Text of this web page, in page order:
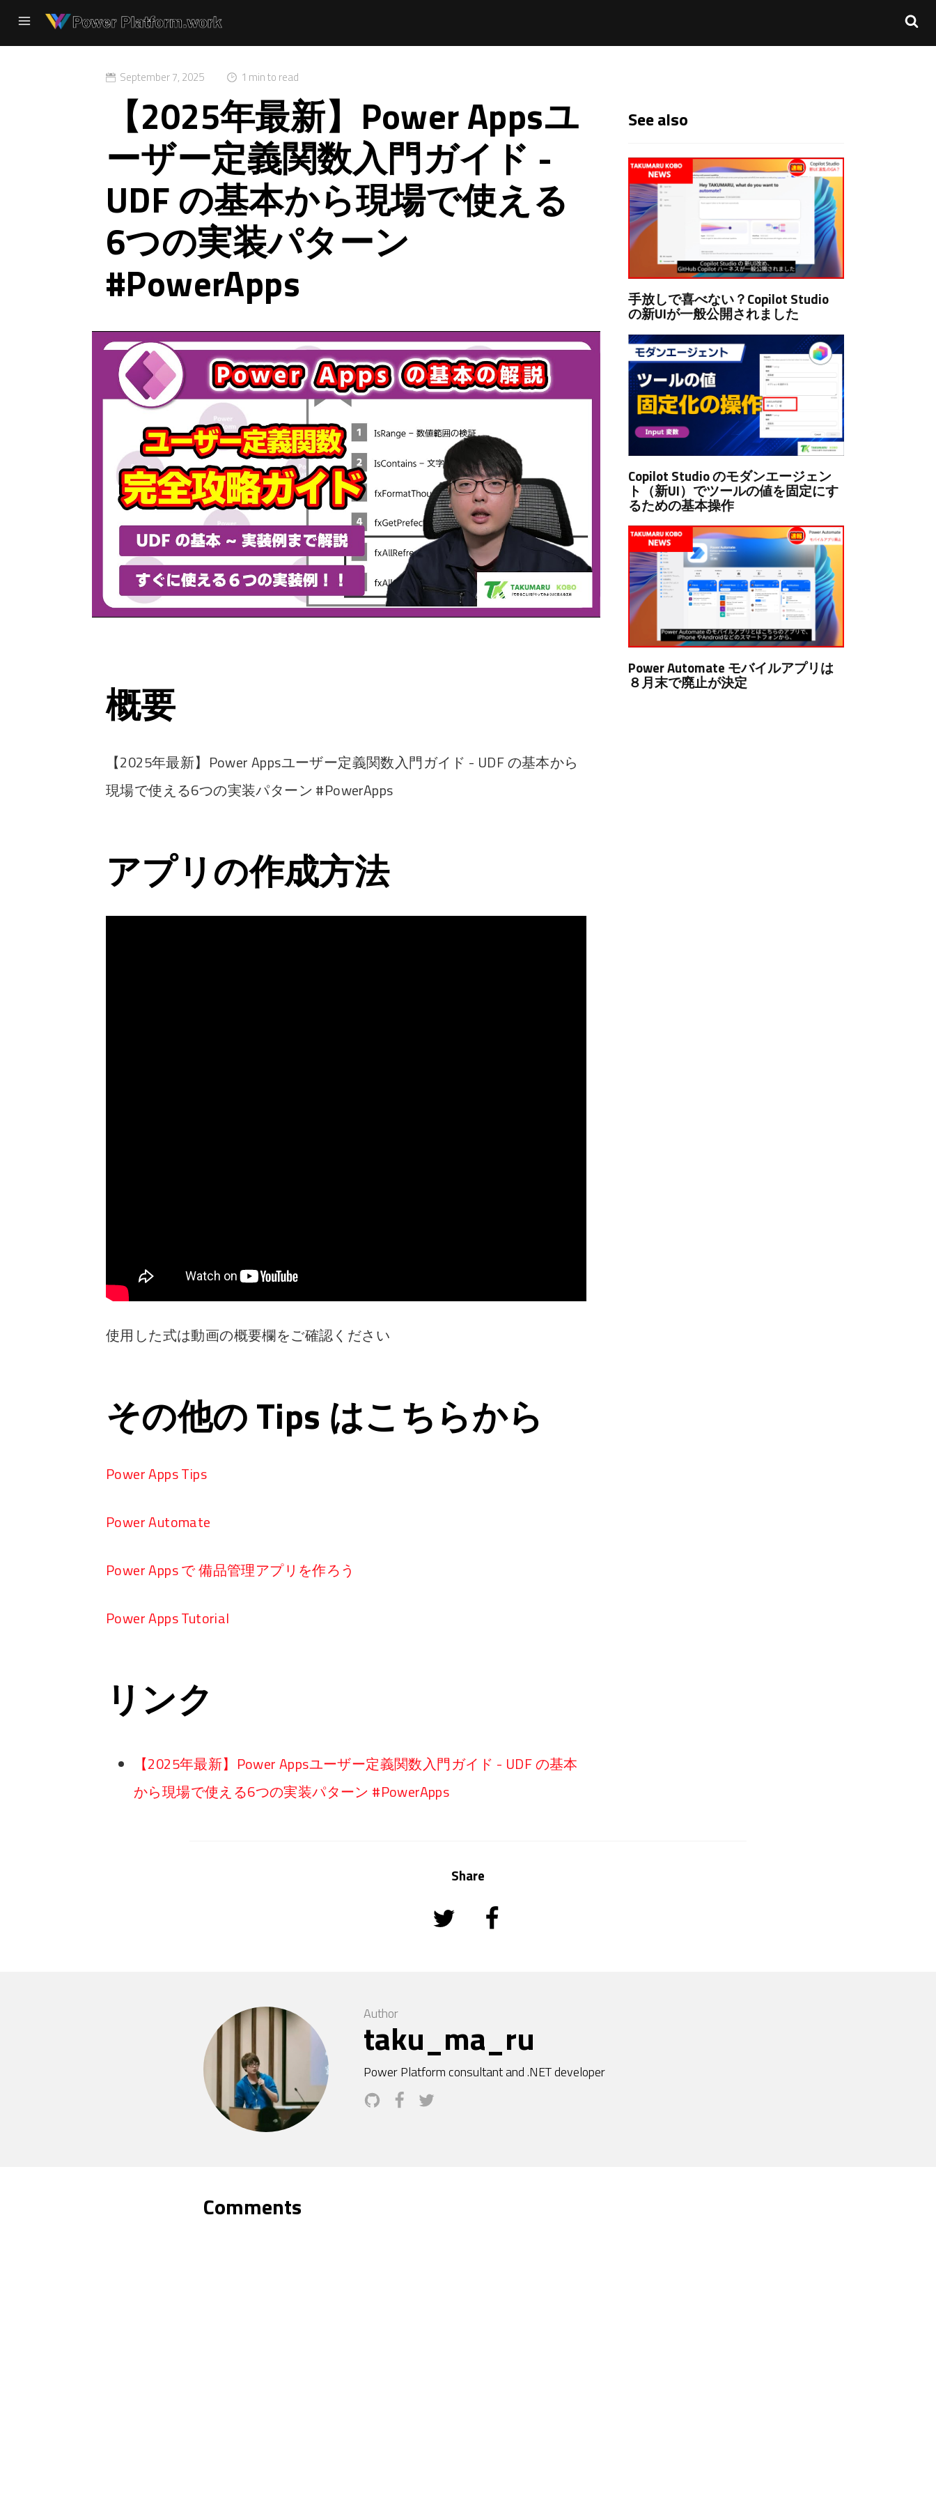
September 7, 2025 1 min to read
【2025年最新】Power Appsユ
ーザー定義関数入門ガイド -
UDF の基本から現場で使える
6つの実装パターン
#PowerApps
概要
【2025年最新】Power Appsユーザー定義関数入門ガイド - UDF の基本から
現場で使える6つの実装パターン #PowerApps
アプリの作成方法
使用した式は動画の概要欄をご確認ください
その他の Tips はこちらから
Power Apps Tips
Power Automate
Power Apps で 備品管理アプリを作ろう
Power Apps Tutorial
リンク
【2025年最新】Power Appsユーザー定義関数入門ガイド - UDF の基本
から現場で使える6つの実装パターン #PowerApps
See also
手放しで喜べない？Copilot Studio
の新UIが一般公開されました
Copilot Studio のモダンエージェン
ト（新UI）でツールの値を固定にす
るための基本操作
Power Automate モバイルアプリは
８月末で廃止が決定
Share
Author
taku_ma_ru
Power Platform consultant and .NET developer
Comments